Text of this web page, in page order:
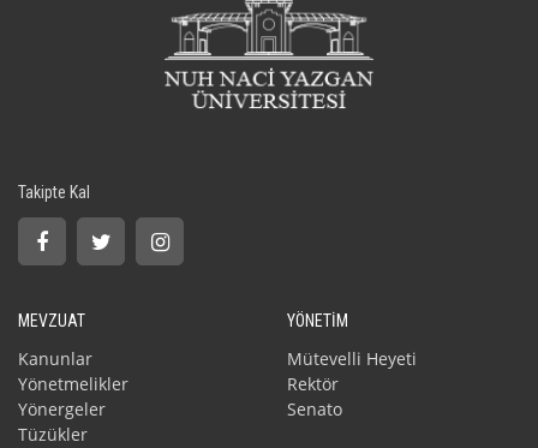
Takipte Kal
MEVZUAT
Kanunlar
Yönetmelikler
Yönergeler
Tüzükler
YÖNETİM
Mütevelli Heyeti
Rektör
Senato